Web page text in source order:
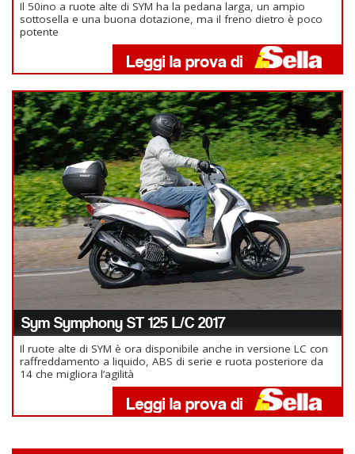
Il 50ino a ruote alte di SYM ha la pedana larga, un ampio
sottosella e una buona dotazione, ma il freno dietro è poco
potente
Sym Symphony ST 125 L/C 2017
Il ruote alte di SYM è ora disponibile anche in versione LC con
raffreddamento a liquido, ABS di serie e ruota posteriore da
14 che migliora l’agilità